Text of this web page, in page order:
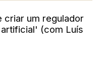
criar um regulador
(com Luís